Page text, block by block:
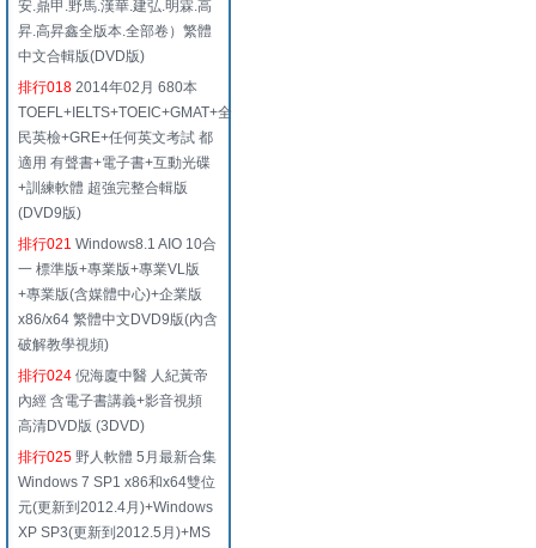
安.鼎甲.野馬.漢華.建弘.明霖.高
昇.高昇鑫全版本.全部卷）繁體
中文合輯版(DVD版)
排行018 2014年02月 680本
TOEFL+IELTS+TOEIC+GMAT+全
民英檢+GRE+任何英文考試 都
適用 有聲書+電子書+互動光碟
+訓練軟體 超強完整合輯版
(DVD9版)
排行021 Windows8.1 AIO 10合
一 標準版+專業版+專業VL版
+專業版(含媒體中心)+企業版
x86/x64 繁體中文DVD9版(內含
破解教學視頻)
排行024 倪海廈中醫 人紀黃帝
內經 含電子書講義+影音視頻
高清DVD版 (3DVD)
排行025 野人軟體 5月最新合集
Windows 7 SP1 x86和x64雙位
元(更新到2012.4月)+Windows
XP SP3(更新到2012.5月)+MS